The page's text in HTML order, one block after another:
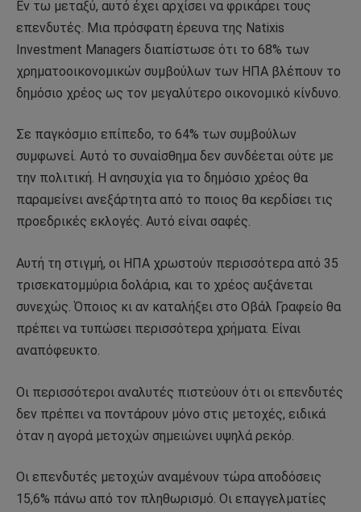
Εν τω μεταξύ, αυτό έχει αρχίσει να φρικάρει τους
επενδυτές. Μια πρόσφατη έρευνα της Natixis
Investment Managers διαπίστωσε ότι το 68% των
χρηματοοικονομικών συμβούλων των ΗΠΑ βλέπουν το
δημόσιο χρέος ως τον μεγαλύτερο οικονομικό κίνδυνο.
Σε παγκόσμιο επίπεδο, το 64% των συμβούλων
συμφωνεί. Αυτό το συναίσθημα δεν συνδέεται ούτε με
την πολιτική. Η ανησυχία για το δημόσιο χρέος θα
παραμείνει ανεξάρτητα από το ποιος θα κερδίσει τις
προεδρικές εκλογές. Αυτό είναι σαφές.
Αυτή τη στιγμή, οι ΗΠΑ χρωστούν περισσότερα από 35
τρισεκατομμύρια δολάρια, και το χρέος αυξάνεται
συνεχώς. Όποιος κι αν καταλήξει στο Οβάλ Γραφείο θα
πρέπει να τυπώσει περισσότερα χρήματα. Είναι
αναπόφευκτο.
Οι περισσότεροι αναλυτές πιστεύουν ότι οι επενδυτές
δεν πρέπει να ποντάρουν μόνο στις μετοχές, ειδικά
όταν η αγορά μετοχών σημειώνει υψηλά ρεκόρ.
Οι επενδυτές μετοχών αναμένουν τώρα αποδόσεις
15,6% πάνω από τον πληθωρισμό. Οι επαγγελματίες